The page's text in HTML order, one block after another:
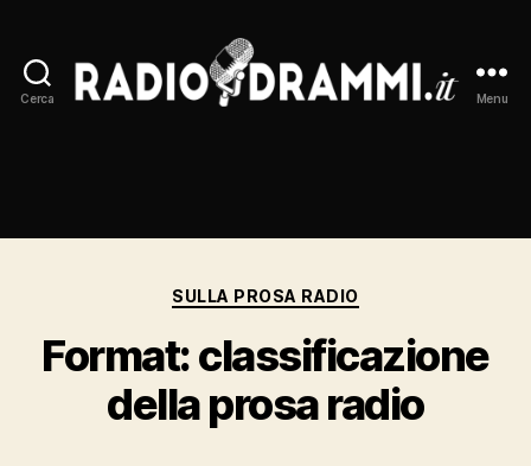
Cerca Menu
Categorie
SULLA PROSA RADIO
Format: classificazione
della prosa radio